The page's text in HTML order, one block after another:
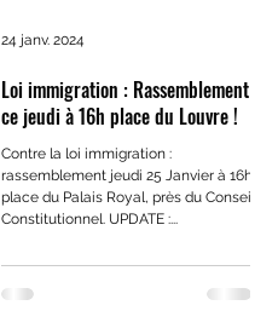
Loi immigration : Rassemblement
ce jeudi à 16h place du Louvre !
Contre la loi immigration :
rassemblement jeudi 25 Janvier à 16h
place du Palais Royal, près du Conseil
Constitutionnel. UPDATE :...
24 janv. 2024